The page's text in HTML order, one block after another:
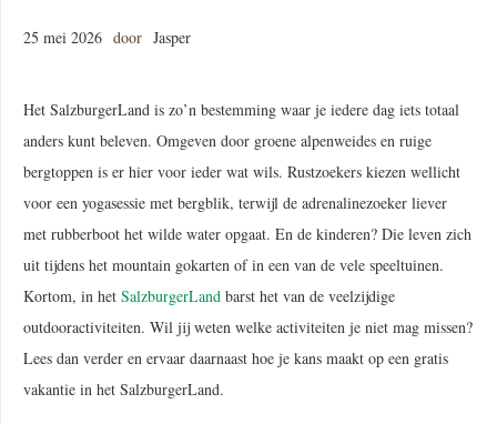
25 mei 2026 door Jasper
Het SalzburgerLand is zo’n bestemming waar je iedere dag iets totaal
anders kunt beleven. Omgeven door groene alpenweides en ruige
bergtoppen is er hier voor ieder wat wils. Rustzoekers kiezen wellicht
voor een yogasessie met bergblik, terwijl de adrenalinezoeker liever
met rubberboot het wilde water opgaat. En de kinderen? Die leven zich
uit tijdens het mountain gokarten of in een van de vele speeltuinen.
Kortom, in het SalzburgerLand barst het van de veelzijdige
outdooractiviteiten. Wil jij weten welke activiteiten je niet mag missen?
Lees dan verder en ervaar daarnaast hoe je kans maakt op een gratis
vakantie in het SalzburgerLand.